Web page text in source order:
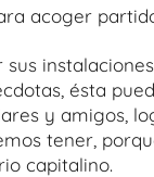
acoger
sus
ésta
y amigos,
tener,
capitalino.